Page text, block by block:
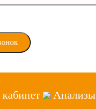
Анализы